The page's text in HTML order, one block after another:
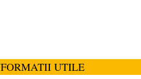
UTILE